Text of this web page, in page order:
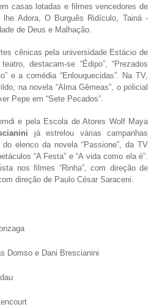
casas lotadas e filmes vencedores de
lhe Adora, O Burguês Ridículo, Tainá -
de Deus e Malhação.
cênicas pela universidade Estácio de
destacam-se “Édipo”, “Prezados
e a comédia “Enlouquecidas”. Na TV,
na novela “Alma Gêmeas”, o policial
Pepe em “Sete Pecados”.
e pela Escola de Atores Wolf Maya
já estrelou várias campanhas
elenco da novela “Passione”, da TV
“A Festa” e “A vida como ela é”.
nos filmes “Rinha”, com direção de
direção de Paulo César Saraceni.
Domso e Dani Brescianini